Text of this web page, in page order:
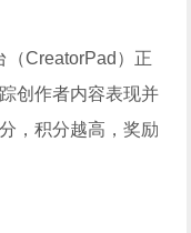
（CreatorPad）正
创作者内容表现并
，积分越高，奖励